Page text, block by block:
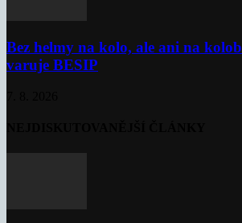
Bez helmy na kolo, ale ani na
varuje BESIP